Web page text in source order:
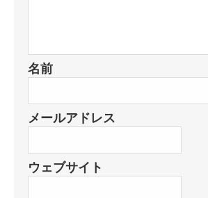
名前
メールアドレス
ウェブサイト